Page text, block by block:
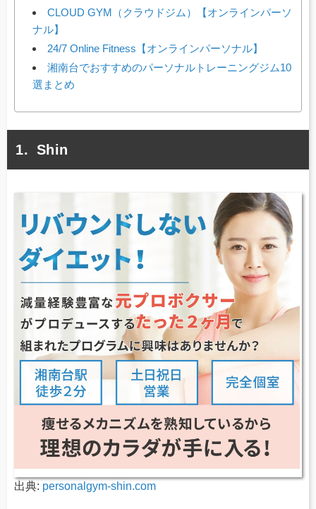
CLOUD GYM（クラウドジム）【オンラインパーソ
ナル】
24/7 Online Fitness【オンラインパーソナル】
湘南台でおすすめのパーソナルトレーニングジム10
選まとめ
Shin
出典: personalgym-shin.com